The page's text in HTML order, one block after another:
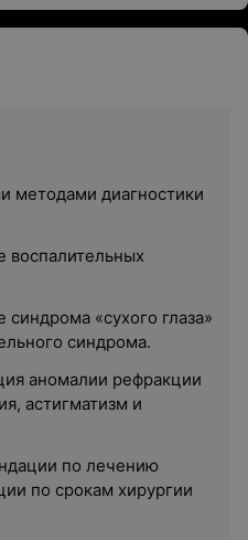
методами диагностики
воспалительных
«сухого глаза»
синдрома.
аномалии рефракции
астигматизм и
по лечению
по срокам хирургии